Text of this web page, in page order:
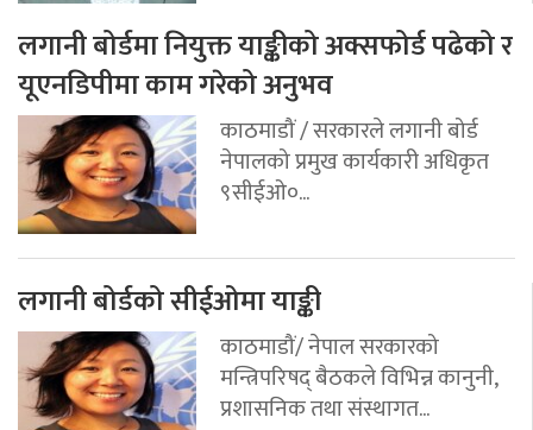
लगानी बोर्डमा नियुक्त याङ्कीको अक्सफोर्ड पढेको र
यूएनडिपीमा काम गरेको अनुभव
काठमाडौं / सरकारले लगानी बोर्ड
नेपालको प्रमुख कार्यकारी अधिकृत
९सीईओ०...
लगानी बोर्डको सीईओमा याङ्की
काठमाडौं/ नेपाल सरकारको
मन्त्रिपरिषद् बैठकले विभिन्न कानुनी,
प्रशासनिक तथा संस्थागत...